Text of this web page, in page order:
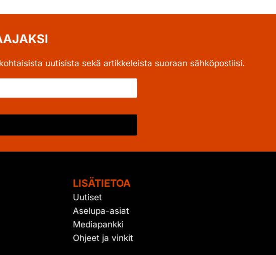
uutisista sekä artikkeleista suoraan sähköpostiisi.
LISÄTIETOA
Uutiset
Aselupa-asiat
Mediapankki
Ohjeet ja vinkit